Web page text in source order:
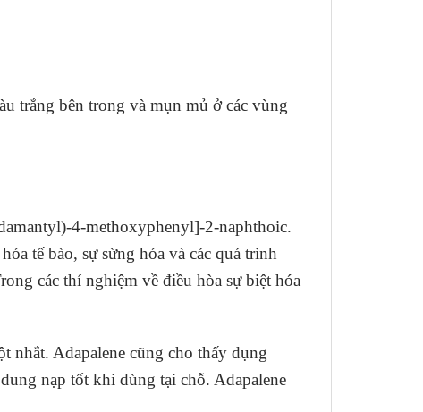
trắng bên trong và mụn mủ ở các vùng
4-methoxyphenyl]-2-naphthoic.
tế bào, sự sừng hóa và các quá trình
các thí nghiệm về điều hòa sự biệt hóa
nhắt. Adapalene cũng cho thấy dụng
nạp tốt khi dùng tại chỗ. Adapalene